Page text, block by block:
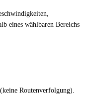
eines wählbaren Bereichs
Routenverfolgung).